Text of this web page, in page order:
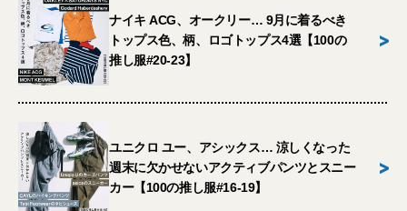
ナイキ ACG、オークリー… 9月に着るべき
トップス色、柄、ロゴトップス4選【100の
推し服#20-23】
>
ユニクロ ユー、アシックス… 涼しくなった
週末に欠かせないアクティブパンツとスニー
カー【100の推し服#16-19】
>